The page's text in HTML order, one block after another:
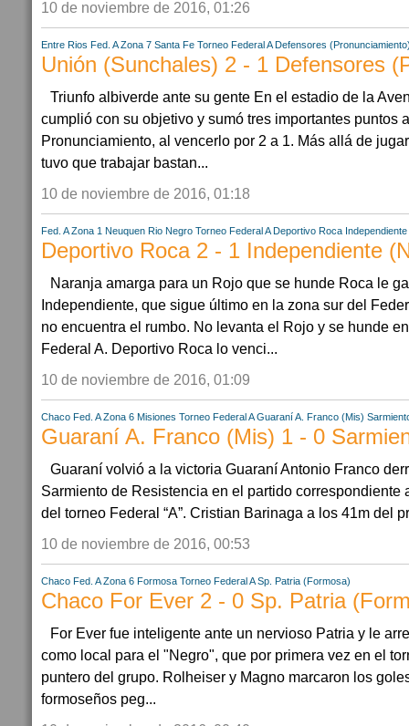
10 de noviembre de 2016, 01:26
Entre Rios Fed. A Zona 7 Santa Fe Torneo Federal A Defensores
Unión (Sunchales) 2 - 1 Defensores
Triunfo albiverde ante su gente En el estadio de la
cumplió con su objetivo y sumó tres importantes puntos
Pronunciamiento, al vencerlo por 2 a 1. Más allá de
tuvo que trabajar bastan...
10 de noviembre de 2016, 01:18
Fed. A Zona 1 Neuquen Rio Negro Torneo Federal A Deportivo Roca
Deportivo Roca 2 - 1 Independiente
Naranja amarga para un Rojo que se hunde Roca le
Independiente, que sigue último en la zona sur del
no encuentra el rumbo. No levanta el Rojo y se hunde
Federal A. Deportivo Roca lo venci...
10 de noviembre de 2016, 01:09
Chaco Fed. A Zona 6 Misiones Torneo Federal A Guaraní A. Franco (Mis)
Guaraní A. Franco (Mis) 1 - 0
Guaraní volvió a la victoria Guaraní Antonio Franco
Sarmiento de Resistencia en el partido correspondiente
del torneo Federal “A”. Cristian Barinaga a los 41m del
10 de noviembre de 2016, 00:53
Chaco Fed. A Zona 6 Formosa Torneo Federal A Sp. Patria (Formosa)
Chaco For Ever 2 - 0 Sp. Patria
For Ever fue inteligente ante un nervioso Patria y le
como local para el "Negro", que por primera vez en el
puntero del grupo. Rolheiser y Magno marcaron los
formoseños peg...